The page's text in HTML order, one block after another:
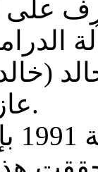
على
عازف على آلة الأورج).